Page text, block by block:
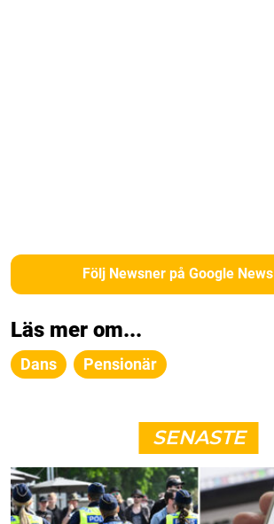
Följ Newsner på Google News
Läs mer om...
Dans Pensionär
SENASTE